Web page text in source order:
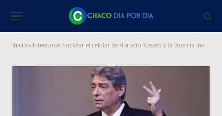
Inicio » Intentaron hackear el celular de Horacio Rosatti y la Justicia investiga una posible maniobra de espionaje